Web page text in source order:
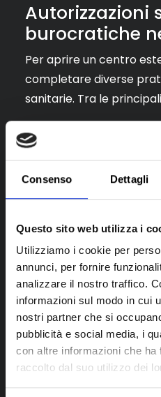
Consenso Dettagli
Questo sito web utilizza i
Utilizziamo i cookie per
annunci, per fornire
analizzare il nostro traffico.
informazioni sul modo in cui
nostri partner che si
pubblicità e social media, i
con altre informazioni che ha
raccolto dal suo utilizzo dei
Autorizzazioni
burocratiche
Per aprire un centro
completare diverse
sanitarie. Tra le
autorizzazioni
riguardano in particolare
corretta gestione degli
delle norme igieniche.
Affrontare la
consente di aprire
senza rallentamenti.